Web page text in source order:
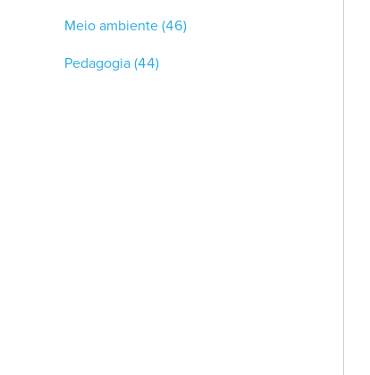
Meio ambiente(46)
Pedagogia(44)